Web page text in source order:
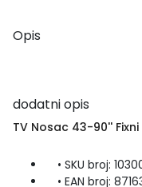
Opis
dodatni opis
TV Nosac 43-90''
• SKU broj:
• EAN broj: